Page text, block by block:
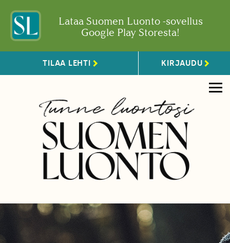
Lataa Suomen Luonto -sovellus
Google Play Storesta!
TILAA LEHTI KIRJAUDU